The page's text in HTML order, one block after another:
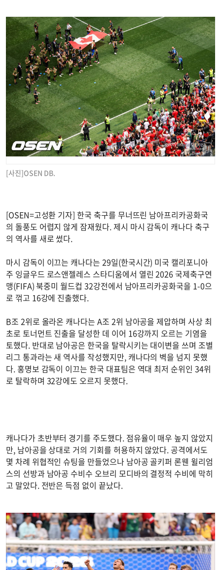
[사진]OSEN DB.
[OSEN=고성환 기자] 한국 축구를 무너뜨린 남아프리카공화국
의 돌풍도 어렵지 않게 잠재웠다. 제시 마시 감독이 캐나다 축구
의 역사를 새로 썼다.
마시 감독이 이끄는 캐나다는 29일(한국시간) 미국 캘리포니아
주 잉글우드 로스앤젤레스 스타디움에서 열린 2026 국제축구연
맹(FIFA) 북중미 월드컵 32강전에서 남아프리카공화국을 1-0으
로 꺾고 16강에 진출했다.
B조 2위로 올라온 캐나다는 A조 2위 남아공을 제압하며 사상 최
초로 토너먼트 진출을 달성한 데 이어 16강까지 오르는 기염을
토했다. 반대로 남아공은 한국을 탈락시키는 대이변을 쓰며 조별
리그 통과라는 새 역사를 작성했지만, 캐나다의 벽을 넘지 못했
다. 홍명보 감독이 이끄는 한국 대표팀은 역대 최저 순위인 34위
로 탈락하며 32강에도 오르지 못했다.
캐나다가 초반부터 경기를 주도했다. 점유율이 매우 높지 않았지
만, 남아공을 상대로 거의 기회를 허용하지 않았다. 공격에서도
몇 차례 위협적인 슈팅을 만들었으나 남아공 골키퍼 론웬 윌리엄
스의 선방과 남아공 수비수 오브리 모디바의 결정적 수비에 막히
고 말았다. 전반은 득점 없이 끝났다.